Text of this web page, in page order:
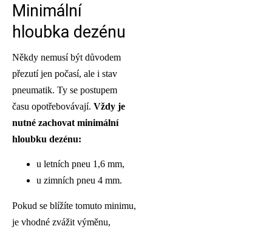
Minimální
hloubka dezénu
Někdy nemusí být důvodem
přezutí jen počasí, ale i stav
pneumatik. Ty se postupem
času opotřebovávají. Vždy je
nutné zachovat minimální
hloubku dezénu:
u letních pneu 1,6 mm,
u zimních pneu 4 mm.
Pokud se blížíte tomuto minimu,
je vhodné zvážit výměnu,